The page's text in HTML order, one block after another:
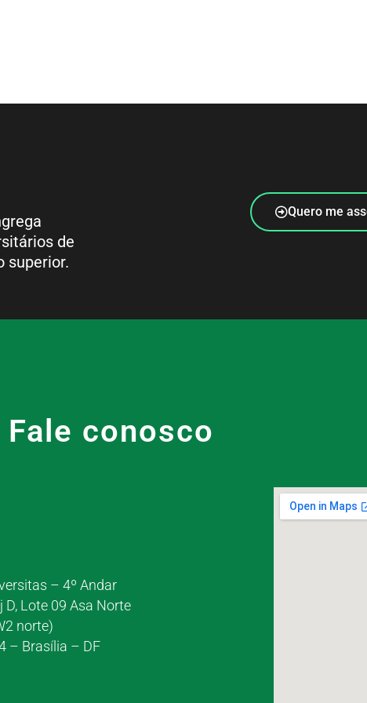
de
superior.
Quero me
Fale conosco
– 4º Andar
D, Lote 09 Asa Norte
norte)
– Brasília – DF